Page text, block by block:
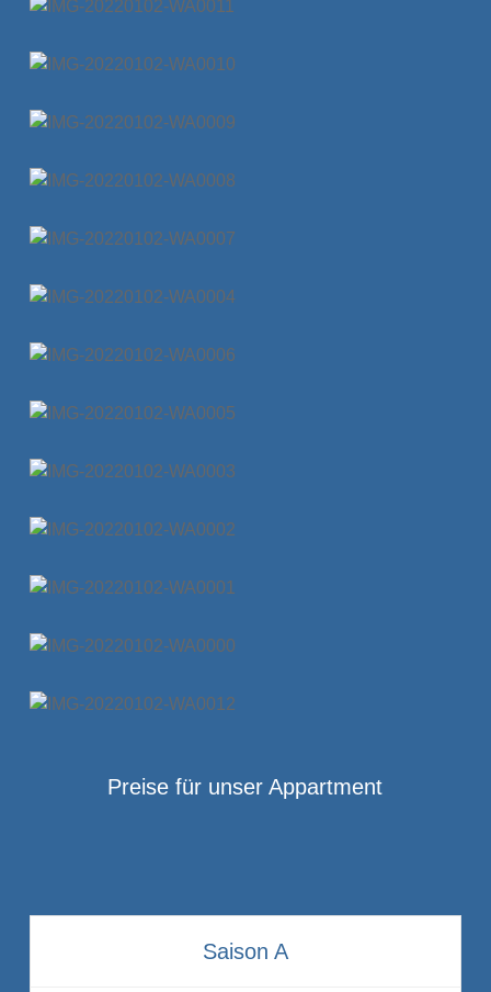
Preise für unser Appartment
Saison A